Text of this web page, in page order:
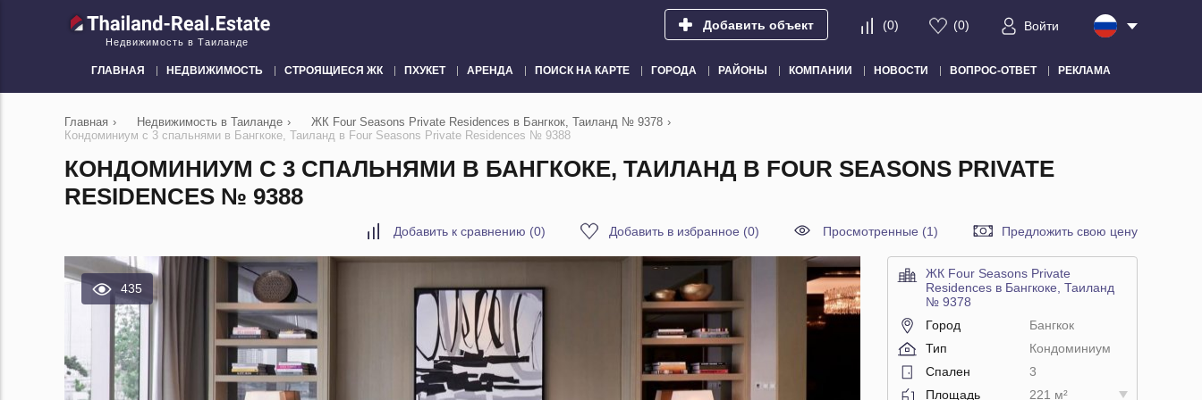
Недвижимость в Таиланде
Добавить объект (0) (0) Войти
ГЛАВНАЯ НЕДВИЖИМОСТЬ СТРОЯЩИЕСЯ ЖК ПХУКЕТ АРЕНДА ПОИСК НА КАРТЕ ГОРОДА РАЙОНЫ КОМПАНИИ НОВОСТИ ВОПРОС-ОТВЕТ РЕКЛАМА
Главная › Недвижимость в Таиланде › ЖК Four Seasons Private Residences в Бангкок, Таиланд № 9378 ›
Кондоминиум с 3 спальнями в Бангкоке, Таиланд в Four Seasons Private Residences № 9388
КОНДОМИНИУМ С 3 СПАЛЬНЯМИ В БАНГКОКЕ, ТАИЛАНД В FOUR SEASONS PRIVATE
RESIDENCES № 9388
Добавить к сравнению (0) Добавить в избранное (0) Просмотренные (1) Предложить свою цену
435
ЖК Four Seasons Private
Residences в Бангкоке, Таиланд
№ 9378
Город
Бангкок
Тип
Кондоминиум
Спален
3
Площадь
221 м²